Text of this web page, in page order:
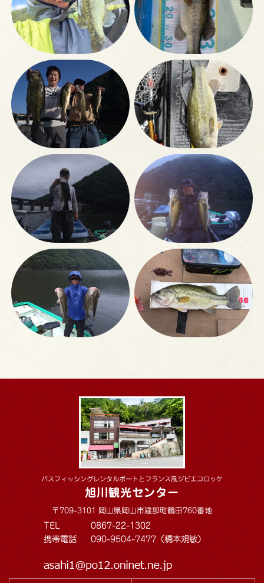
バスフィッシングレンタルボートとフランス風ジビエコロッケ
旭川観光センター
〒709-3101 岡山県岡山市建部町鶴田760番地
TEL
0867-22-1302
携帯電話
090-9504-7477（橋本規敏）